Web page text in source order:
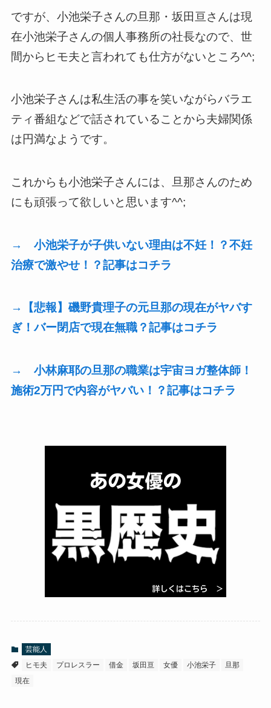
ですが、小池栄子さんの旦那・坂田亘さんは現
在小池栄子さんの個人事務所の社長なので、世
間からヒモ夫と言われても仕方がないところ^^;
小池栄子さんは私生活の事を笑いながらバラエ
ティ番組などで話されていることから夫婦関係
は円満なようです。
これからも小池栄子さんには、旦那さんのため
にも頑張って欲しいと思います^^;
→ 小池栄子が子供いない理由は不妊！？不妊
治療で激やせ！？記事はコチラ
→【悲報】磯野貴理子の元旦那の現在がヤバす
ぎ！バー閉店で現在無職？記事はコチラ
→ 小林麻耶の旦那の職業は宇宙ヨガ整体師！
施術2万円で内容がヤバい！？記事はコチラ
芸能人
ヒモ夫
プロレスラー 借金 坂田亘 女優 小池栄子
旦那
現在